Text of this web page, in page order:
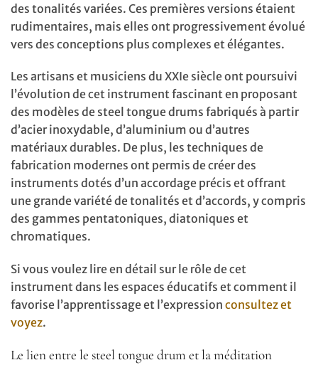
des tonalités variées. Ces premières versions étaient
rudimentaires, mais elles ont progressivement évolué
vers des conceptions plus complexes et élégantes.
Les artisans et musiciens du XXIe siècle ont poursuivi
l’évolution de cet instrument fascinant en proposant
des modèles de steel tongue drums fabriqués à partir
d’acier inoxydable, d’aluminium ou d’autres
matériaux durables. De plus, les techniques de
fabrication modernes ont permis de créer des
instruments dotés d’un accordage précis et offrant
une grande variété de tonalités et d’accords, y compris
des gammes pentatoniques, diatoniques et
chromatiques.
Si vous voulez lire en détail sur le rôle de cet
instrument dans les espaces éducatifs et comment il
favorise l’apprentissage et l’expression consultez et
voyez.
Le lien entre le steel tongue drum et la méditation